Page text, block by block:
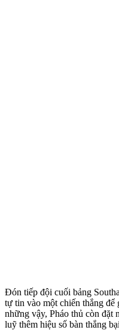
Đón tiếp đội cuối bảng
tự tin vào một chiến thắng
những vậy, Pháo thủ còn đặt
luỹ thêm hiệu số bàn thắng